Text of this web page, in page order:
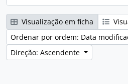
Visualização em ficha
Ordenar por ordem: Data
Direção: Ascendente